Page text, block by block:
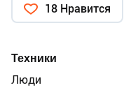
18 Нравится
Техники
Люди